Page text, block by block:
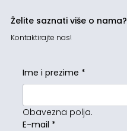
Želite saznati više o nama?
Kontaktirajte nas!
Ime i prezime *
Obavezna polja.
E-mail *